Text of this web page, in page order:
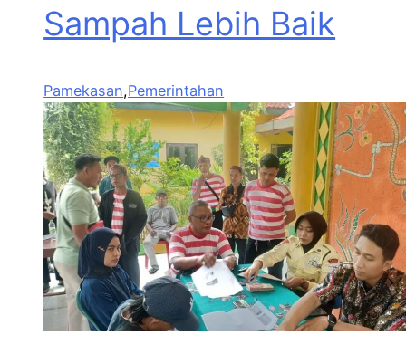
Sampah Lebih Baik
Pamekasan,Pemerintahan